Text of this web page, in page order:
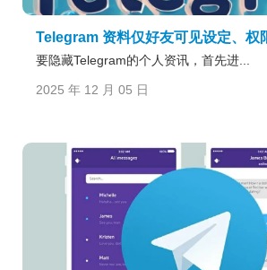
要隐藏Telegram的个人资讯，首先进...
2025 年 12 月 05 日